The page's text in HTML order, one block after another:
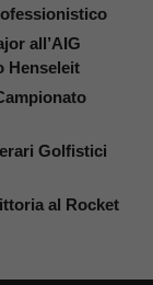
all’AIG
Henseleit
Golfistici
al Rocket